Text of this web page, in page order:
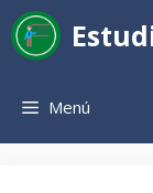
Saltar
al
contenido
Menú